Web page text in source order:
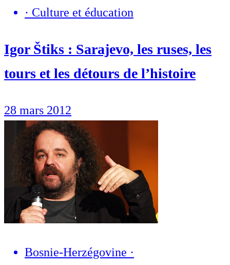
· Culture et éducation
Igor Štiks : Sarajevo, les ruses, les
tours et les détours de l’histoire
28 mars 2012
Bosnie-Herzégovine ·